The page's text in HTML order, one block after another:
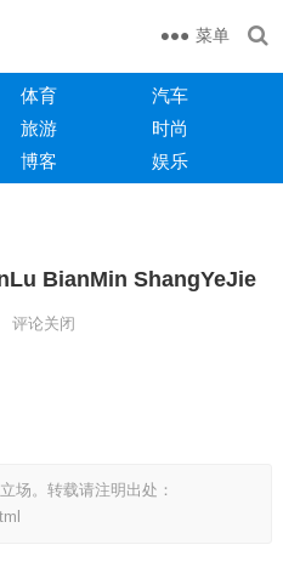
菜单
体育
汽车
旅游
时尚
博客 娱乐
BianMin ShangYeJie
评论关闭
场。转载请注明出处：